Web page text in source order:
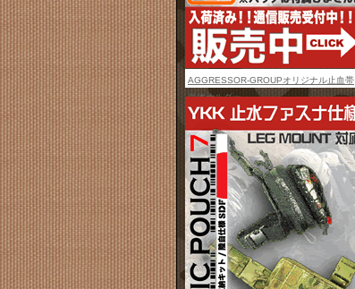
AGGRESSOR-GROUPオリジナル止血帯
単体ホルダー